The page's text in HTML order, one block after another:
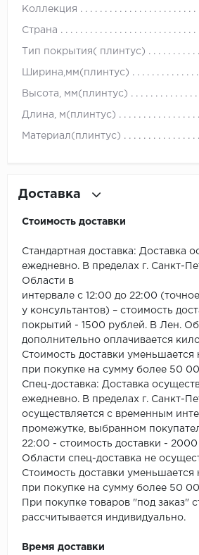
Коллекция
Страна
Тип покрытия( плинтус)
Ширина,мм(плинтус)
Высота, мм(плинтус)
Длина, м(плинтус)
Материал(плинтус)
Доставка
Стоимость доставки
Стандартная доставка: Доставка
ежедневно. В пределах г. Санкт-
Области в
интервале с 12:00 до 22:00
у консультантов) – стоимость
покрытий - 1500 рублей. В Лен.
дополнительно оплачивается
Стоимость доставки уменьшается
при покупке на сумму более 50
Спец-доставка: Доставка
ежедневно. В пределах г. Санкт-
осуществляется с временным
промежутке, выбранном
22:00 - стоимость доставки -
Области спец-доставка не
Стоимость доставки уменьшается
при покупке на сумму более 50
При покупке товаров "под заказ"
рассчитывается индивидуально.
Время доставки